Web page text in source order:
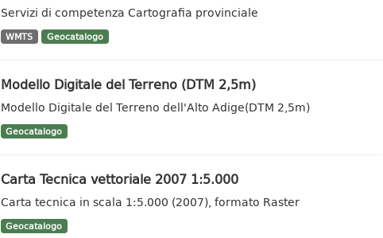
Servizi di competenza Cartografia provinciale
WMTS Geocatalogo
Modello Digitale del Terreno (DTM 2,5m)
Modello Digitale del Terreno dell'Alto Adige(DTM 2,5m)
Geocatalogo
Carta Tecnica vettoriale 2007 1:5.000
Carta tecnica in scala 1:5.000 (2007), formato Raster
Geocatalogo